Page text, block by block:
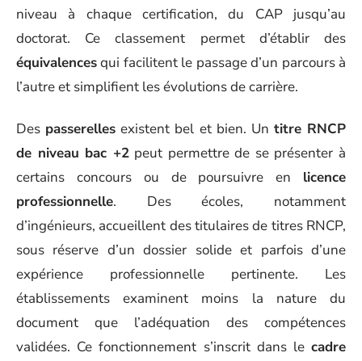
niveau à chaque certification, du CAP jusqu’au
doctorat. Ce classement permet d’établir des
équivalencesqui facilitent le passage d’un parcours à
l’autre et simplifient les évolutions de carrière.
Des passerelles existent bel et bien. Un titre RNCP
de niveau bac +2peut permettre de se présenter à
certains concours ou de poursuivre en licence
professionnelle. Des écoles, notamment
d’ingénieurs, accueillent des titulaires de titres RNCP,
sous réserve d’un dossier solide et parfois d’une
expérience professionnelle pertinente. Les
établissements examinent moins la nature du
document que l’adéquation des compétences
validées. Ce fonctionnement s’inscrit dans le cadre